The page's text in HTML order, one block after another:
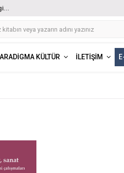
KÜLTÜR İLETIŞIM